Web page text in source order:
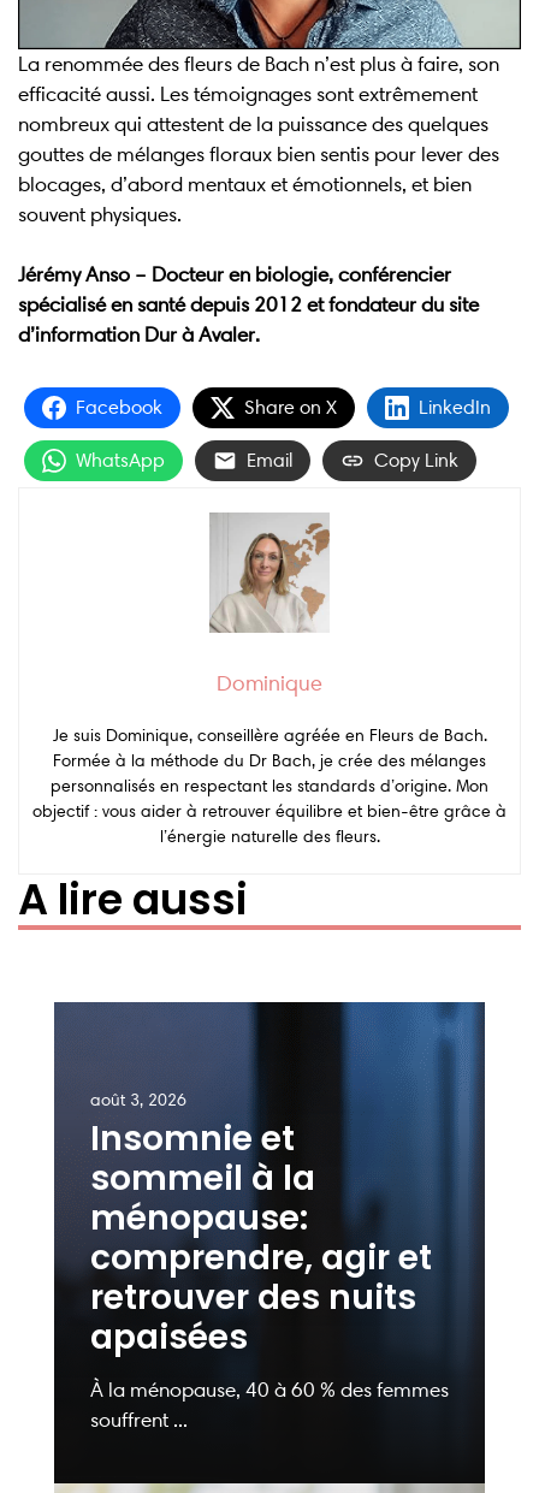
La renommée des fleurs de Bach n’est plus à faire, son
efficacité aussi. Les témoignages sont extrêmement
nombreux qui attestent de la puissance des quelques
gouttes de mélanges floraux bien sentis pour lever des
blocages, d’abord mentaux et émotionnels, et bien
souvent physiques.
Jérémy Anso – Docteur en biologie, conférencier
spécialisé en santé depuis 2012 et fondateur du site
d’information Dur à Avaler.
Facebook Share on X LinkedIn
WhatsApp Email Copy Link
Dominique
Je suis Dominique, conseillère agréée en Fleurs de Bach.
Formée à la méthode du Dr Bach, je crée des mélanges
personnalisés en respectant les standards d’origine. Mon
objectif : vous aider à retrouver équilibre et bien-être grâce à
l’énergie naturelle des fleurs.
A lire aussi
août 3, 2026
Insomnie et
sommeil à la
ménopause:
comprendre, agir et
retrouver des nuits
apaisées
À la ménopause, 40 à 60 % des femmes
souffrent ...